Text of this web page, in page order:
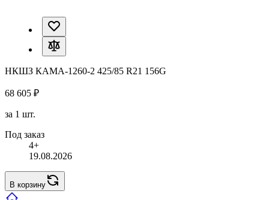
НКШЗ КАМА-1260-2 425/85 R21 156G
68 605 ₽
за 1 шт.
Под заказ
4+
19.08.2026
В корзину